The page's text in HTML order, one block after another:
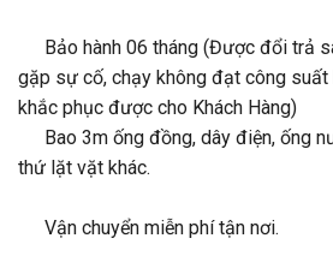
Bảo hành 06 tháng (Được đổi trả
gặp sự cố, chạy không đạt công suất
khắc phục được cho Khách Hàng)
Bao 3m ống đồng, dây điện, ống
thứ lặt vặt khác.
Vận chuyển miễn phí tận nơi.